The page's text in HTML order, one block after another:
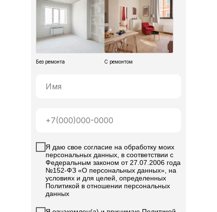
Без ремонта С ремонтом
Я даю свое согласие на обработку моих
персональных данных, в соответствии с
Федеральным законом от 27.07.2006 года
№152-ФЗ «О персональных данных», на
условиях и для целей, определенных
Политикой в отношении персональных
данных